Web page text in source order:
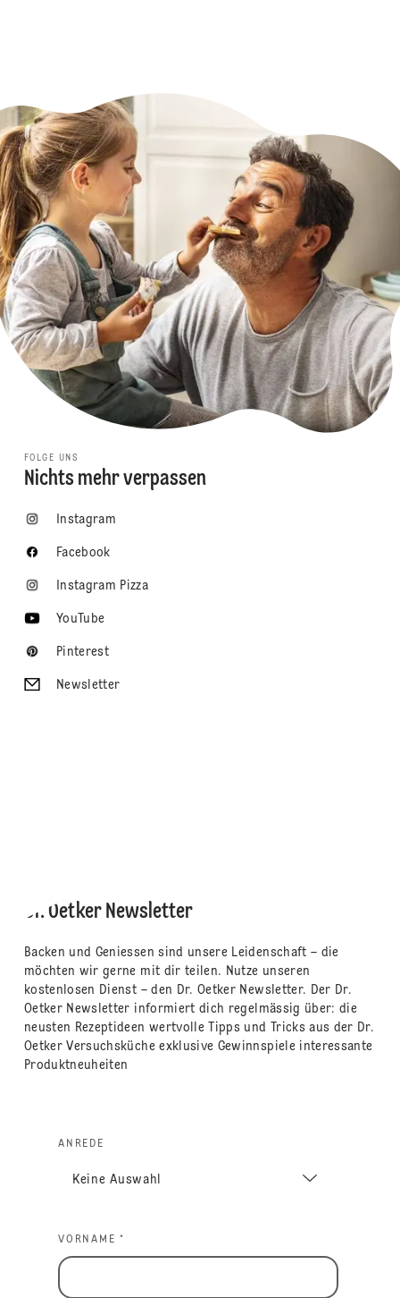
FOLGE UNS
Nichts mehr verpassen
Instagram
Facebook
Instagram Pizza
YouTube
Pinterest
Newsletter
Dr. Oetker Newsletter
Backen und Geniessen sind unsere Leidenschaft – die
möchten wir gerne mit dir teilen. Nutze unseren
kostenlosen Dienst – den Dr. Oetker Newsletter. Der Dr.
Oetker Newsletter informiert dich regelmässig über: die
neusten Rezeptideen wertvolle Tipps und Tricks aus der Dr.
Oetker Versuchsküche exklusive Gewinnspiele interessante
Produktneuheiten
ANREDE
VORNAME *